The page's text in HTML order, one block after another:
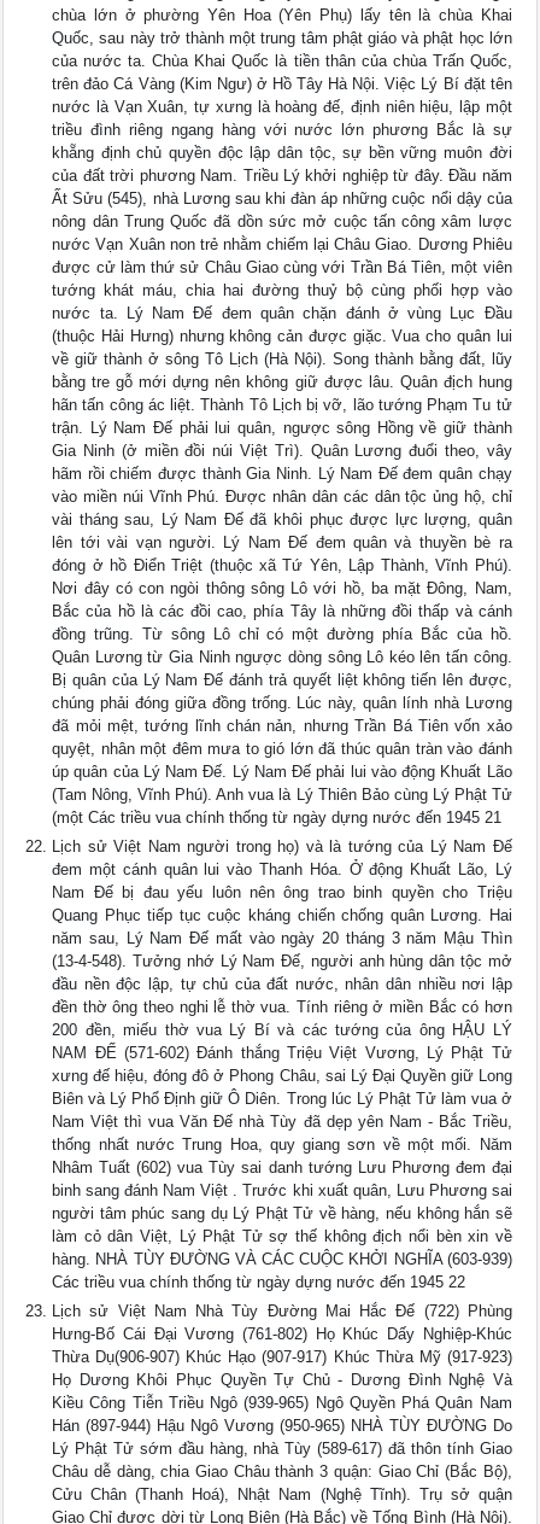
chùa lớn ở phường Yên Hoa (Yên Phụ) lấy tên là chùa Khai
Quốc, sau này trở thành một trung tâm phật giáo và phật học lớn
của nước ta. Chùa Khai Quốc là tiền thân của chùa Trấn Quốc,
trên đảo Cá Vàng (Kim Ngư) ở Hồ Tây Hà Nội. Việc Lý Bí đặt tên
nước là Vạn Xuân, tự xưng là hoàng đế, định niên hiệu, lập một
triều đình riêng ngang hàng với nước lớn phương Bắc là sự
khẵng định chủ quyền độc lập dân tộc, sự bền vững muôn đời
của đất trời phương Nam. Triều Lý khởi nghiệp từ đây. Đầu năm
Ất Sửu (545), nhà Lương sau khi đàn áp những cuộc nổi dậy của
nông dân Trung Quốc đã dồn sức mở cuộc tấn công xâm lược
nước Vạn Xuân non trẻ nhằm chiếm lại Châu Giao. Dương Phiêu
được cử làm thứ sử Châu Giao cùng với Trần Bá Tiên, một viên
tướng khát máu, chia hai đường thuỷ bộ cùng phối hợp vào
nước ta. Lý Nam Đế đem quân chặn đánh ở vùng Lục Đầu
(thuộc Hải Hưng) nhưng không cản được giặc. Vua cho quân lui
về giữ thành ở sông Tô Lịch (Hà Nội). Song thành bằng đất, lũy
bằng tre gỗ mới dựng nên không giữ được lâu. Quân địch hung
hãn tấn công ác liệt. Thành Tô Lịch bị vỡ, lão tướng Phạm Tu tử
trận. Lý Nam Đế phải lui quân, ngược sông Hồng về giữ thành
Gia Ninh (ở miền đồi núi Việt Trì). Quân Lương đuổi theo, vây
hãm rồi chiếm được thành Gia Ninh. Lý Nam Đế đem quân chạy
vào miền núi Vĩnh Phú. Được nhân dân các dân tộc ủng hộ, chỉ
vài tháng sau, Lý Nam Đế đã khôi phục được lực lượng, quân
lên tới vài vạn người. Lý Nam Đế đem quân và thuyền bè ra
đóng ở hồ Điển Triệt (thuộc xã Tứ Yên, Lập Thành, Vĩnh Phú).
Nơi đây có con ngòi thông sông Lô với hồ, ba mặt Đông, Nam,
Bắc của hồ là các đồi cao, phía Tây là những đồi thấp và cánh
đồng trũng. Từ sông Lô chỉ có một đường phía Bắc của hồ.
Quân Lương từ Gia Ninh ngược dòng sông Lô kéo lên tấn công.
Bị quân của Lý Nam Đế đánh trả quyết liệt không tiến lên được,
chúng phải đóng giữa đồng trống. Lúc này, quân lính nhà Lương
đã mỏi mệt, tướng lĩnh chán nản, nhưng Trần Bá Tiên vốn xảo
quyệt, nhân một đêm mưa to gió lớn đã thúc quân tràn vào đánh
úp quân của Lý Nam Đế. Lý Nam Đế phải lui vào động Khuất Lão
(Tam Nông, Vĩnh Phú). Anh vua là Lý Thiên Bảo cùng Lý Phật Tử
(một Các triều vua chính thống từ ngày dựng nước đến 1945 21
Lịch sử Việt Nam người trong họ) và là tướng của Lý Nam Đế
đem một cánh quân lui vào Thanh Hóa. Ở động Khuất Lão, Lý
Nam Đế bị đau yếu luôn nên ông trao binh quyền cho Triệu
Quang Phục tiếp tục cuộc kháng chiến chống quân Lương. Hai
năm sau, Lý Nam Đế mất vào ngày 20 tháng 3 năm Mậu Thìn
(13-4-548). Tưởng nhớ Lý Nam Đế, người anh hùng dân tộc mở
đầu nền độc lập, tự chủ của đất nước, nhân dân nhiều nơi lập
đền thờ ông theo nghi lễ thờ vua. Tính riêng ở miền Bắc có hơn
200 đền, miếu thờ vua Lý Bí và các tướng của ông HẬU LÝ
NAM ĐẾ (571-602) Đánh thắng Triệu Việt Vương, Lý Phật Tử
xưng đế hiệu, đóng đô ở Phong Châu, sai Lý Đại Quyền giữ Long
Biên và Lý Phổ Định giữ Ô Diên. Trong lúc Lý Phật Tử làm vua ở
Nam Việt thì vua Văn Đế nhà Tùy đã dẹp yên Nam - Bắc Triều,
thống nhất nước Trung Hoa, quy giang sơn về một mối. Năm
Nhâm Tuất (602) vua Tùy sai danh tướng Lưu Phương đem đại
binh sang đánh Nam Việt . Trước khi xuất quân, Lưu Phương sai
người tâm phúc sang dụ Lý Phật Tử về hàng, nếu không hắn sẽ
làm cỏ dân Việt, Lý Phật Tử sợ thế không địch nổi bèn xin về
hàng. NHÀ TÙY ĐƯỜNG VÀ CÁC CUỘC KHỞI NGHĨA (603-939)
Các triều vua chính thống từ ngày dựng nước đến 1945 22
Lịch sử Việt Nam Nhà Tùy Đường Mai Hắc Đế (722) Phùng
Hưng-Bố Cái Đại Vương (761-802) Họ Khúc Dấy Nghiệp-Khúc
Thừa Dụ(906-907) Khúc Hạo (907-917) Khúc Thừa Mỹ (917-923)
Họ Dương Khôi Phục Quyền Tự Chủ - Dương Đình Nghệ Và
Kiều Công Tiễn Triều Ngô (939-965) Ngô Quyền Phá Quân Nam
Hán (897-944) Hậu Ngô Vương (950-965) NHÀ TÙY ĐƯỜNG Do
Lý Phật Tử sớm đầu hàng, nhà Tùy (589-617) đã thôn tính Giao
Châu dễ dàng, chia Giao Châu thành 3 quận: Giao Chỉ (Bắc Bộ),
Cửu Chân (Thanh Hoá), Nhật Nam (Nghệ Tĩnh). Trụ sở quận
Giao Chỉ được dời từ Long Biên (Hà Bắc) về Tống Bình (Hà Nội).